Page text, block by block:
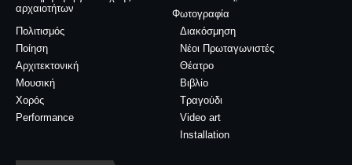
αρχαιοτήτων
Φωτογραφία
Διακόσμηση
Πολιτισμός
Νέοι Πρωταγωνιστές
Ποίηση
Θέατρο
Αρχιτεκτονική
Βιβλίο
Μουσική
Τραγούδι
Χορός
Video art
Performance
Installation